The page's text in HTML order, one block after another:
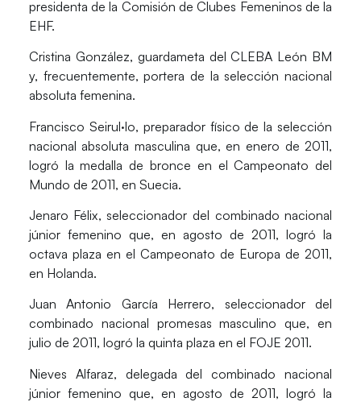
presidenta de la Comisión de Clubes Femeninos de la
EHF.
Cristina González, guardameta del CLEBA León BM
y, frecuentemente, portera de la selección nacional
absoluta femenina.
Francisco Seirul·lo, preparador físico de la selección
nacional absoluta masculina que, en enero de 2011,
logró la medalla de bronce en el Campeonato del
Mundo de 2011, en Suecia.
Jenaro Félix, seleccionador del combinado nacional
júnior femenino que, en agosto de 2011, logró la
octava plaza en el Campeonato de Europa de 2011,
en Holanda.
Juan Antonio García Herrero, seleccionador del
combinado nacional promesas masculino que, en
julio de 2011, logró la quinta plaza en el FOJE 2011.
Nieves Alfaraz, delegada del combinado nacional
júnior femenino que, en agosto de 2011, logró la